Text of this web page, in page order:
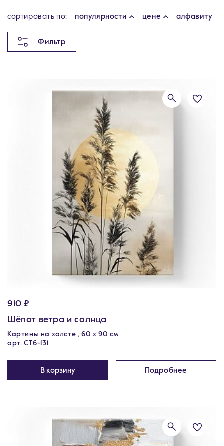
cортировать по: популярности цене алфавиту
Фильтр
910 ₽
Шёпот ветра и солнца
Картины на холсте , 60 х 90 см
арт. CT6-131
В корзину Подробнее